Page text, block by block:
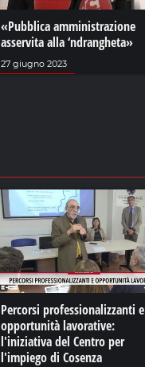
«Pubblica amministrazione
asservita alla ‘ndrangheta»
27 giugno 2023
Percorsi professionalizzanti e
opportunità lavorative:
l'iniziativa del Centro per
l'impiego di Cosenza